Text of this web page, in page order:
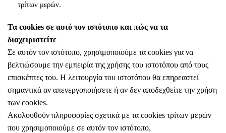
τρίτων μερών.
Τα cookies σε αυτό τον ιστότοπο και πώς να τα
διαχειριστείτε
Σε αυτόν τον ιστότοπο, χρησιμοποιούμε τα cookies για να
βελτιώσουμε την εμπειρία της χρήσης του ιστοτόπου από τους
επισκέπτες του. Η λειτουργία του ιστοτόπου θα επηρεαστεί
σημαντικά αν απενεργοποιήσετε ή αν δεν αποδεχθείτε την χρήση
των cookies.
Ακολουθούν πληροφορίες σχετικά με τα cookies τρίτων μερών
που χρησιμοποιούμε σε αυτόν τον ιστότοπο,